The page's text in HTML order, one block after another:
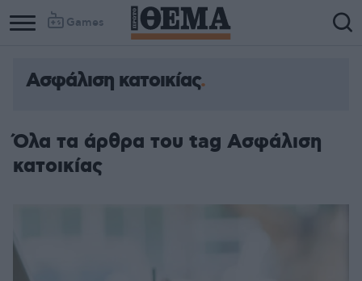
Games
Ασφάλιση κατοικίας
Όλα τα άρθρα του tag Ασφάλιση
κατοικίας